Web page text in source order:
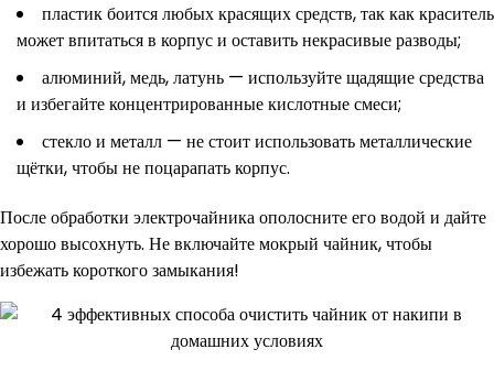
пластик боится любых красящих средств, так как краситель
может впитаться в корпус и оставить некрасивые разводы;
алюминий, медь, латунь — используйте щадящие средства
и избегайте концентрированные кислотные смеси;
стекло и металл — не стоит использовать металлические
щётки, чтобы не поцарапать корпус.
После обработки электрочайника ополосните его водой и дайте
хорошо высохнуть. Не включайте мокрый чайник, чтобы
избежать короткого замыкания!